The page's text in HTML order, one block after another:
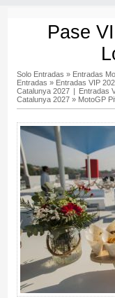
Pase
Solo Entradas » Entradas
Entradas » Entradas VIP
Catalunya 2027
Entradas
Catalunya 2027» MotoGP